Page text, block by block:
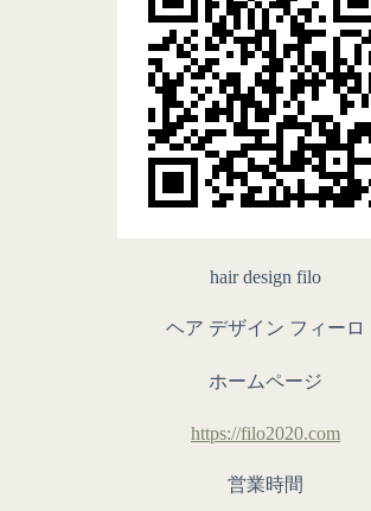
hair design filo
ヘア デザイン フィーロ
ホームページ
https://filo2020.com
営業時間